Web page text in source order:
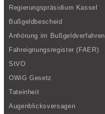
Regierungspräsidium Kassel
Bußgeldbescheid
Anhörung im Bußgeldverfahren
Fahreignungsregister (FAER)
StVO
OWiG Gesetz
Tateinheit
Augenblicksversagen